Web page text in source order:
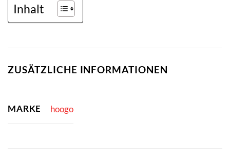
Inhalt
ZUSÄTZLICHE INFORMATIONEN
MARKE hoogo